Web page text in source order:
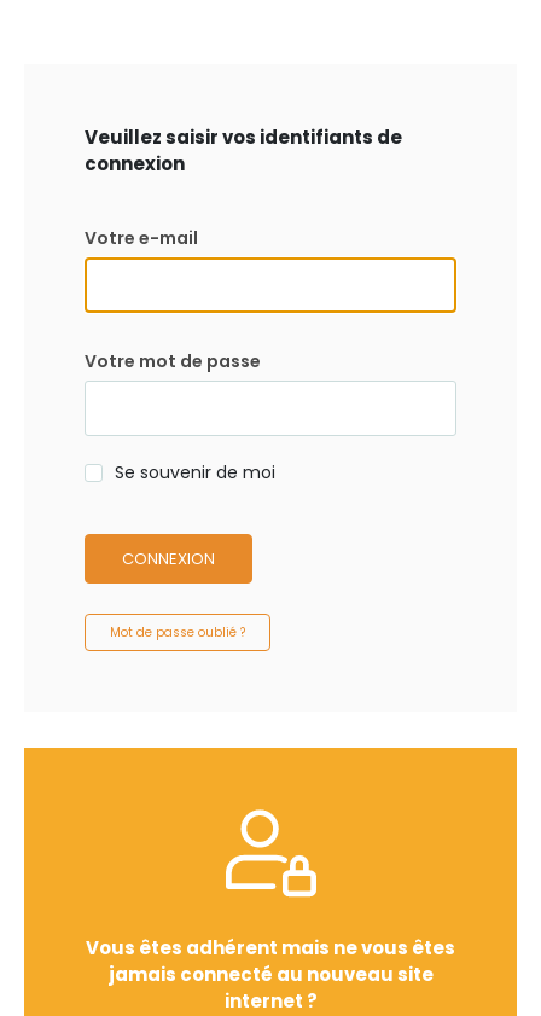
Veuillez saisir vos identifiants de
connexion
Votre e-mail
Votre mot de passe
Se souvenir de moi
CONNEXION
Mot de passe oublié ?
Vous êtes adhérent mais ne vous êtes
jamais connecté au nouveau site
internet ?